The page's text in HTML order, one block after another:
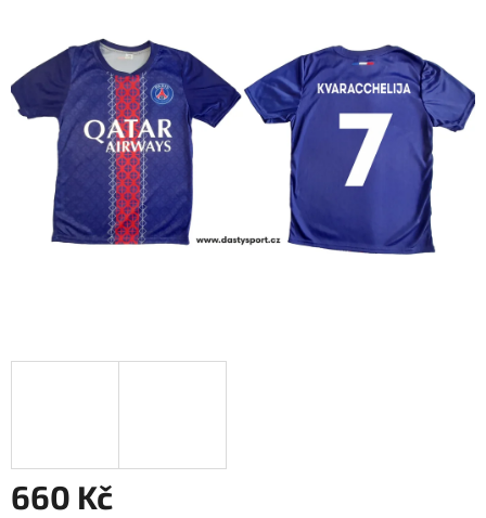
hvězdiček.
660 Kč